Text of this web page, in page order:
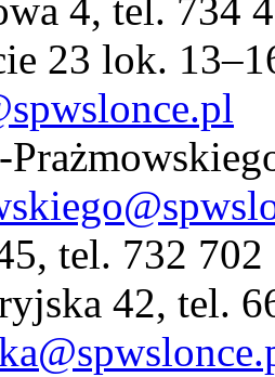
4, tel. 734
23 lok.
tel. 732
42, tel.